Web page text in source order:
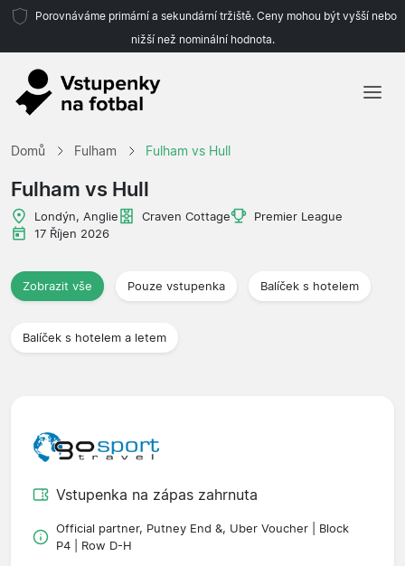
Porovnáváme primární a sekundární tržiště. Ceny mohou být vyšší nebo
nižší než nominální hodnota.
Domů Fulham Fulham vs Hull
Fulham vs Hull
Londýn, Anglie Craven Cottage
Premier League
17 Říjen 2026
Zobrazit vše Pouze vstupenka Balíček s hotelem
Balíček s hotelem a letem
Vstupenka na zápas zahrnuta
Official partner, Putney End &, Uber Voucher | Block
P4 | Row D-H